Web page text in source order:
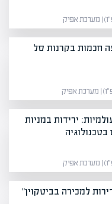
חכמות בקרנות סל
ירידות במניות
בטכנולוגיה
למכירה בביטקוין"